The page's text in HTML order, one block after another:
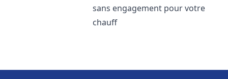
sans engagement pour votre
chauff